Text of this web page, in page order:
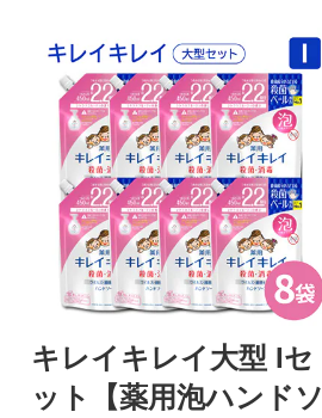
キレイキレイ大型 Iセ
ット【薬用泡ハンドソ